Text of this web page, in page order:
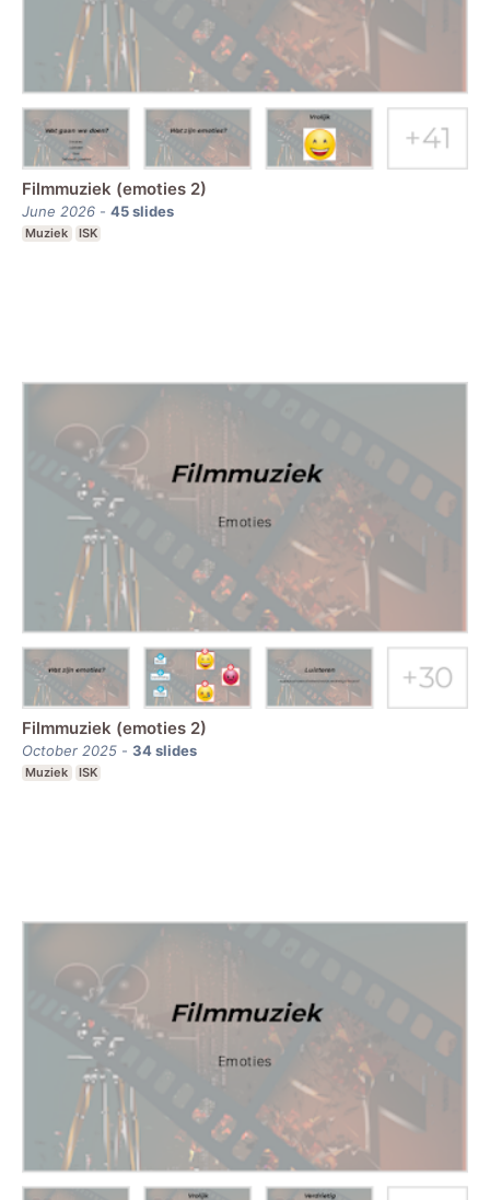
Filmmuziek (emoties 2)
June 2026 - 45slides
Muziek ISK
Filmmuziek (emoties 2)
October 2025 - 34slides
Muziek ISK